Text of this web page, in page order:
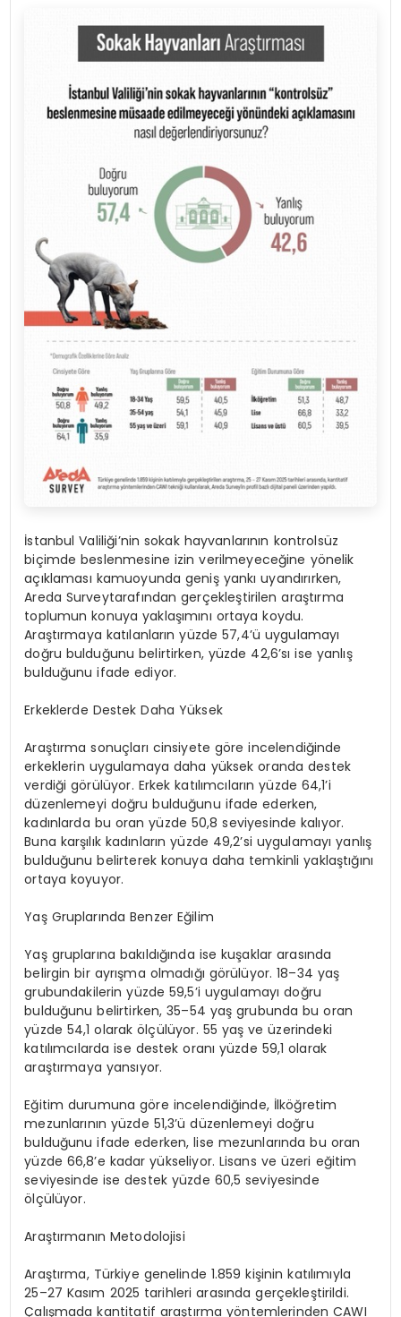
İstanbul Valiliği’nin sokak hayvanlarının kontrolsüz
biçimde beslenmesine izin verilmeyeceğine yönelik
açıklaması kamuoyunda geniş yankı uyandırırken,
Areda Surveytarafından gerçekleştirilen araştırma
toplumun konuya yaklaşımını ortaya koydu.
Araştırmaya katılanların yüzde 57,4’ü uygulamayı
doğru bulduğunu belirtirken, yüzde 42,6’sı ise yanlış
bulduğunu ifade ediyor.
Erkeklerde Destek Daha Yüksek
Araştırma sonuçları cinsiyete göre incelendiğinde
erkeklerin uygulamaya daha yüksek oranda destek
verdiği görülüyor. Erkek katılımcıların yüzde 64,1’i
düzenlemeyi doğru bulduğunu ifade ederken,
kadınlarda bu oran yüzde 50,8 seviyesinde kalıyor.
Buna karşılık kadınların yüzde 49,2’si uygulamayı yanlış
bulduğunu belirterek konuya daha temkinli yaklaştığını
ortaya koyuyor.
Yaş Gruplarında Benzer Eğilim
Yaş gruplarına bakıldığında ise kuşaklar arasında
belirgin bir ayrışma olmadığı görülüyor. 18–34 yaş
grubundakilerin yüzde 59,5’i uygulamayı doğru
bulduğunu belirtirken, 35–54 yaş grubunda bu oran
yüzde 54,1 olarak ölçülüyor. 55 yaş ve üzerindeki
katılımcılarda ise destek oranı yüzde 59,1 olarak
araştırmaya yansıyor.
Eğitim durumuna göre incelendiğinde, İlköğretim
mezunlarının yüzde 51,3’ü düzenlemeyi doğru
bulduğunu ifade ederken, lise mezunlarında bu oran
yüzde 66,8’e kadar yükseliyor. Lisans ve üzeri eğitim
seviyesinde ise destek yüzde 60,5 seviyesinde
ölçülüyor.
Araştırmanın Metodolojisi
Araştırma, Türkiye genelinde 1.859 kişinin katılımıyla
25–27 Kasım 2025 tarihleri arasında gerçekleştirildi.
Çalışmada kantitatif araştırma yöntemlerinden CAWI